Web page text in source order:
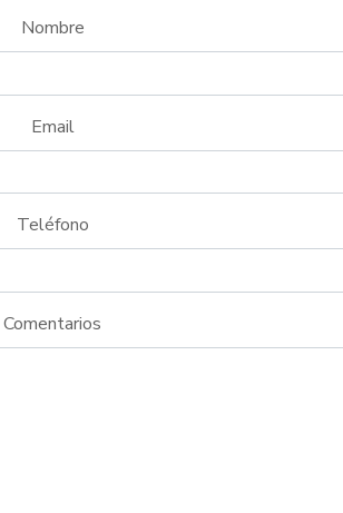
Nombre
Email
Teléfono
Comentarios